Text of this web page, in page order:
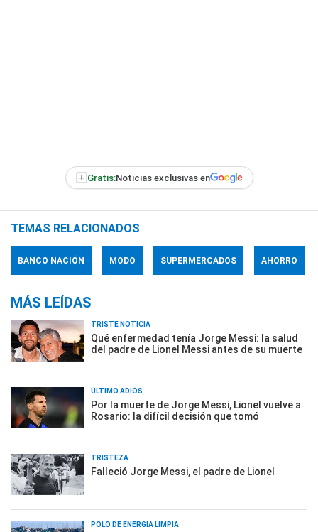
+ Gratis:Noticias exclusivas en
TEMAS RELACIONADOS
BANCO NACIÓN MODO SUPERMERCADOS AHORRO
MÁS LEÍDAS
TRISTE NOTICIA
Qué enfermedad tenía Jorge Messi: la salud
del padre de Lionel Messi antes de su muerte
ÚLTIMO ADIÓS
Por la muerte de Jorge Messi, Lionel vuelve a
Rosario: la difícil decisión que tomó
TRISTEZA
Falleció Jorge Messi, el padre de Lionel
POLO DE ENERGÍA LIMPIA